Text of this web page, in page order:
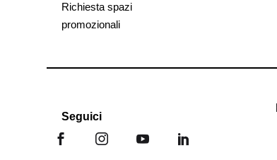
Richiesta spazi
promozionali
Seguici